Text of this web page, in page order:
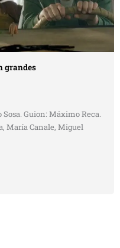
grandes
Guion: Máximo Reca.
María Canale, Miguel